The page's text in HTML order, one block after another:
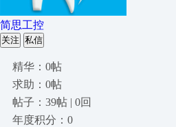
简思工控
关注 私信
精华：0帖
求助：0帖
帖子：39帖 | 0回
年度积分：0